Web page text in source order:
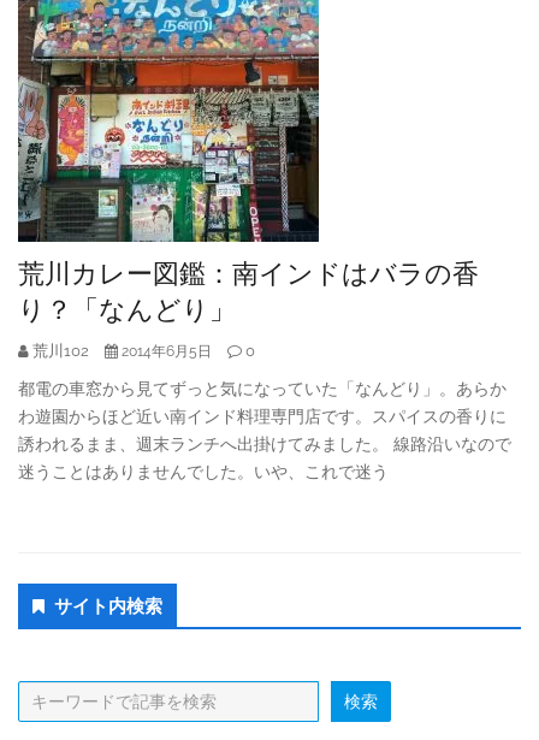
荒川カレー図鑑：南インドはバラの香
り？「なんどり」
荒川102 2014年6月5日 0
都電の車窓から見てずっと気になっていた「なんどり」。あらか
わ遊園からほど近い南インド料理専門店です。スパイスの香りに
誘われるまま、週末ランチへ出掛けてみました。 線路沿いなので
迷うことはありませんでした。いや、これで迷う
Secondary
Sidebar
サイト内検索